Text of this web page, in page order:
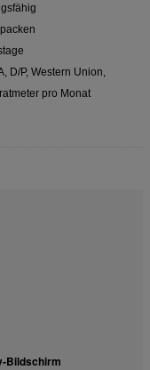
D/P, Western Union,
pro Monat
Bildschirm